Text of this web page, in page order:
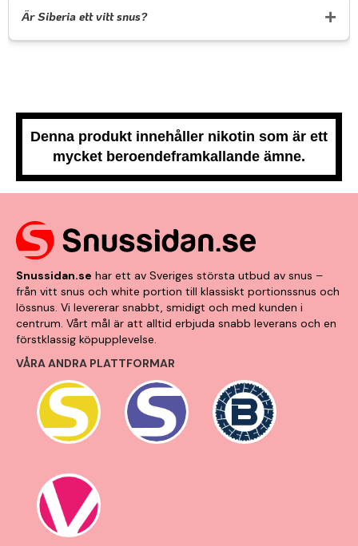
Är Siberia ett vitt snus?
Denna produkt innehåller nikotin som är ett
mycket beroendeframkallande ämne.
Snussidan.se har ett av Sveriges största utbud av snus –
från vitt snus och white portion till klassiskt portionssnus och
lössnus. Vi levererar snabbt, smidigt och med kunden i
centrum. Vårt mål är att alltid erbjuda snabb leverans och en
förstklassig köpupplevelse.
VÅRA ANDRA PLATTFORMAR